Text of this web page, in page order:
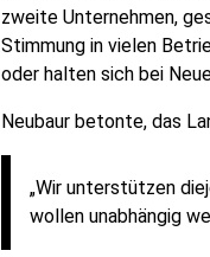
zweite Unternehmen,
Stimmung in vielen
oder halten sich bei
Neubaur betonte, das
„Wir unterstützen
wollen unabhängig